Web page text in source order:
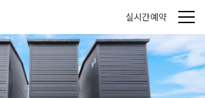
실시간예약